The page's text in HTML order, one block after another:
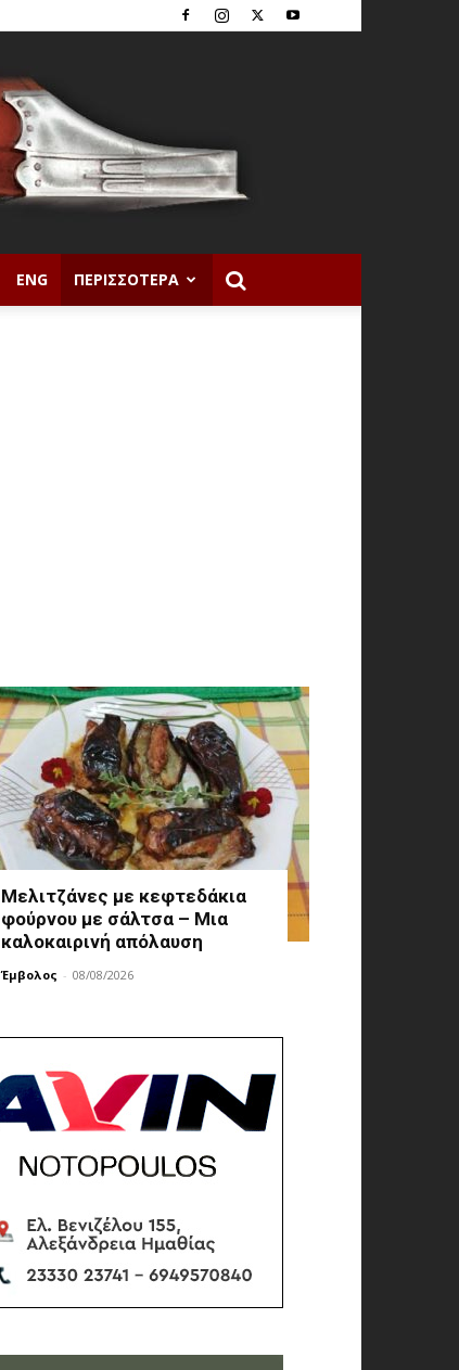
ENG ΠΕΡΙΣΣΌΤΕΡΑ
Μελιτζάνες με κεφτεδάκια
φούρνου με σάλτσα – Μια
καλοκαιρινή απόλαυση
Έμβολος - 08/08/2026